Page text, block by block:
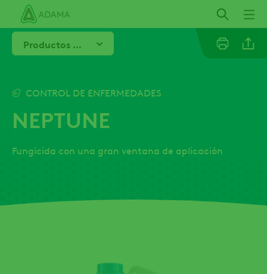
contenido
principalProductos Relacionados
CONTROL DE ENFERMEDADES
NEPTUNE
Fungicida con una gran ventana de aplicación